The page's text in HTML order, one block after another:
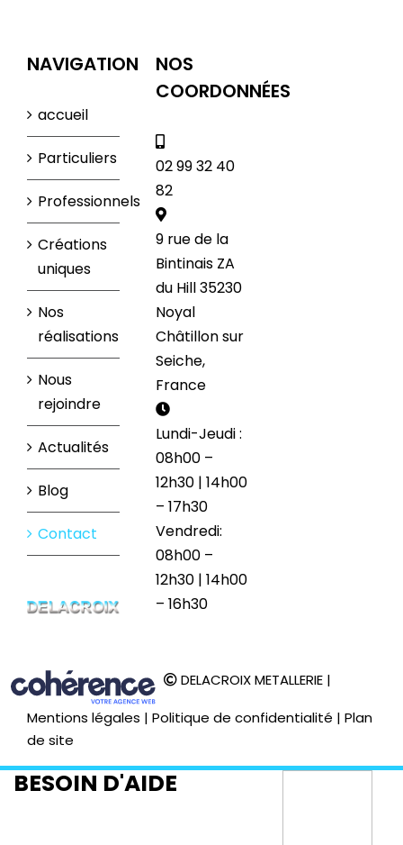
NAVIGATION
accueil
Particuliers
Professionnels
Créations
uniques
Nos
réalisations
Nous
rejoindre
Actualités
Blog
Contact
NOS
COORDONNÉES
02 99 32 40
82
9 rue de la
Bintinais ZA
du Hill 35230
Noyal
Châtillon sur
Seiche,
France
Lundi-Jeudi :
08h00 –
12h30 | 14h00
– 17h30
Vendredi:
08h00 –
12h30 | 14h00
– 16h30
DELACROIX METALLERIE |
Mentions légales | Politique de confidentialité | Plan
de site
BESOIN D'AIDE